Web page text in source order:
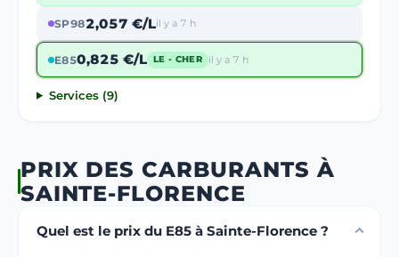
SP982,057 €/Lil y a 7 h
E850,825 €/L LE - CHER il y a 7 h
Services (9)
PRIX DES CARBURANTS À
SAINTE-FLORENCE
Quel est le prix du E85 à Sainte-Florence ?